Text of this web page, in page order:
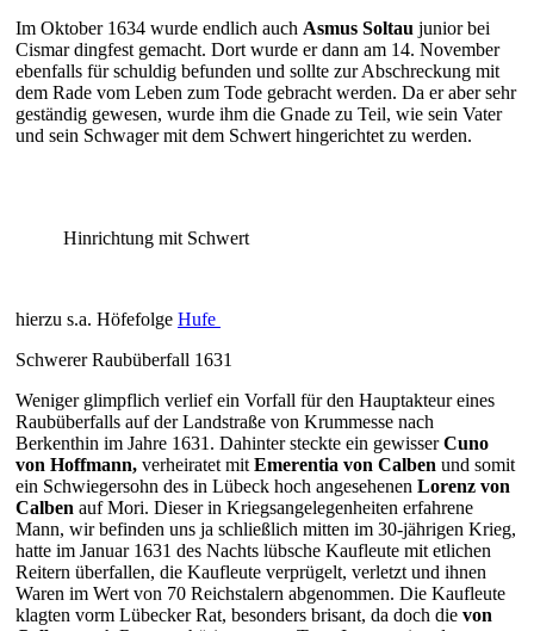
Im Oktober 1634 wurde endlich auch Asmus Soltau junior bei
Cismar dingfest gemacht. Dort wurde er dann am 14. November
ebenfalls für schuldig befunden und sollte zur Abschreckung mit
dem Rade vom Leben zum Tode gebracht werden. Da er aber sehr
geständig gewesen, wurde ihm die Gnade zu Teil, wie sein Vater
und sein Schwager mit dem Schwert hingerichtet zu werden.
Hinrichtung mit Schwert
hierzu s.a. Höfefolge Hufe
Schwerer Raubüberfall 1631
Weniger glimpflich verlief ein Vorfall für den Hauptakteur eines
Raubüberfalls auf der Landstraße von Krummesse nach
Berkenthin im Jahre 1631. Dahinter steckte ein gewisserCuno
von Hoffmann, verheiratet mitEmerentia von Calben und somit
ein Schwiegersohn des in Lübeck hoch angesehenen Lorenz von
Calben auf Mori. Dieser in Kriegsangelegenheiten erfahrene
Mann, wir befinden uns ja schließlich mitten im 30-jährigen Krieg,
hatte im Januar 1631 des Nachts lübsche Kaufleute mit etlichen
Reitern überfallen, die Kaufleute verprügelt, verletzt und ihnen
Waren im Wert von 70 Reichstalern abgenommen. Die Kaufleute
klagten vorm Lübecker Rat, besonders brisant, da doch die von